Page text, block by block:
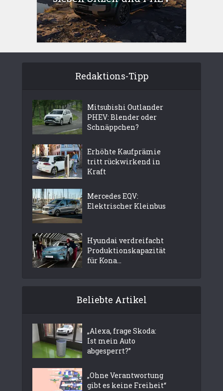
Redaktions-Tipp
Mitsubishi Outlander
PHEV: Blender oder
Schnäppchen?
Erhöhte Kaufprämie
tritt rückwirkend in
Kraft
Mercedes EQV:
Elektrischer Kleinbus
Hyundai verdreifacht
Produktionskapazität
für Kona...
Beliebte Artikel
„Alexa, frage Skoda:
Ist mein Auto
abgesperrt?”
„Ohne Verantwortung
gibt es keine Freiheit“